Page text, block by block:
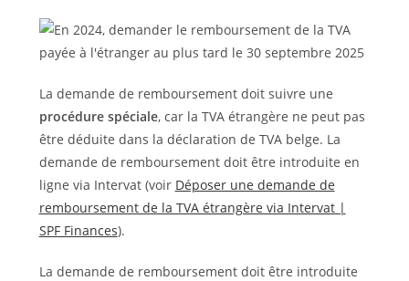
La demande de remboursement doit suivre une
procédure spéciale, car la TVA étrangère ne peut pas
être déduite dans la déclaration de TVA belge. La
demande de remboursement doit être introduite en
ligne via Intervat (voir Déposer une demande de
remboursement de la TVA étrangère via Intervat |
SPF Finances).
La demande de remboursement doit être introduite